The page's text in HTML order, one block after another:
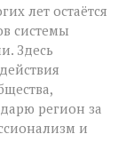
лет остаётся
системы
Здесь
регион за
и